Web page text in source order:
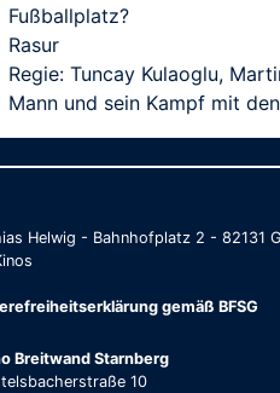
Fußballplatz?
Rasur
Regie: Tuncay Kulaoglu,
Mann und sein Kampf mit
Helwig - Bahnhofplatz 2 -
gemäß BFSG
Breitwand Starnberg
10